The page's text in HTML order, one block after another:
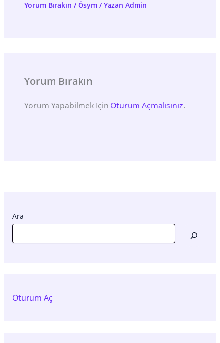
Yorum Bırakın /Ösym/ Yazan Admin
Yorum Bırakın
Yorum Yapabilmek Için Oturum Açmalısınız.
Ara
Oturum Aç